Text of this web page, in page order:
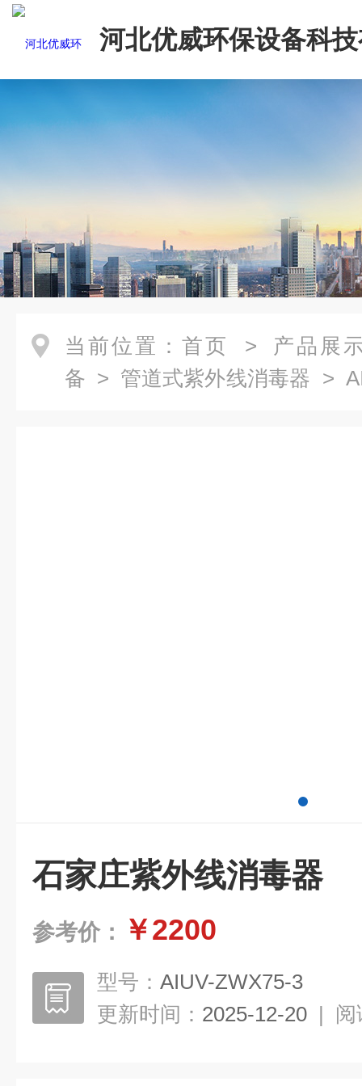
河北优威环保设备科
司
当前位置： 首页 > 产品展
备 > 管道式紫外线消毒器 >
石家庄紫外线消毒器
参考价： ￥2200
型号： AIUV-ZWX75-3
更新时间： 2025-12-20 | 阅